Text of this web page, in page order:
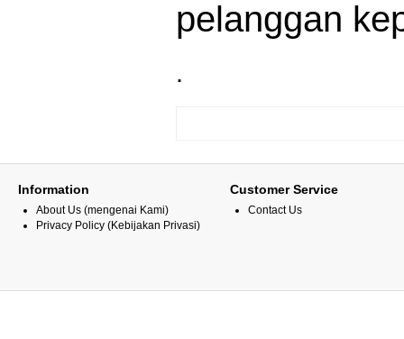
pelanggan
.
Information
About Us (mengenai Kami)
Privacy Policy (Kebijakan Privasi)
Customer Service
Contact Us